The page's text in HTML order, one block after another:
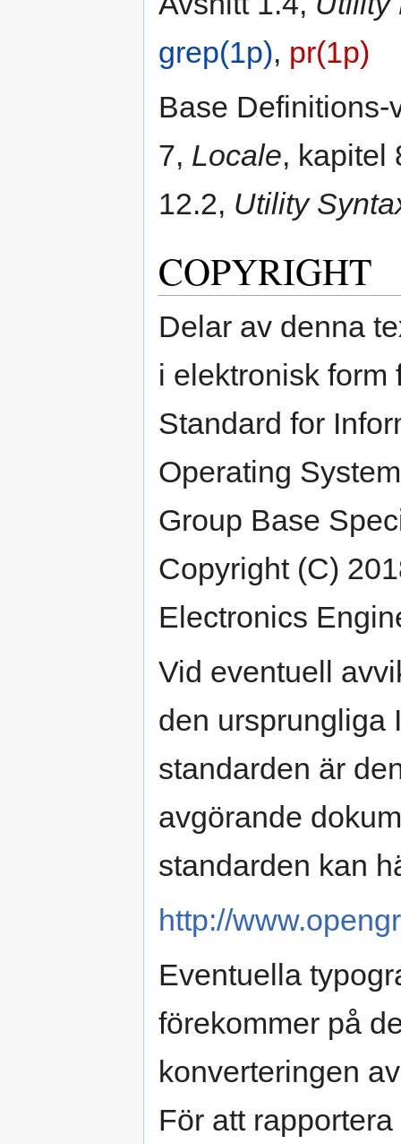
grep(1p), pr(1p)
Base
7, Locale, kapitel
12.2, Utility
COPYRIGHT
Delar av denna
i elektronisk form
Standard for
Operating
Group Base
Copyright (C)
Electronics
Vid eventuell
den ursprungliga
standarden är
avgörande
standarden kan
http://
Eventuella
förekommer på
konverteringen
För att